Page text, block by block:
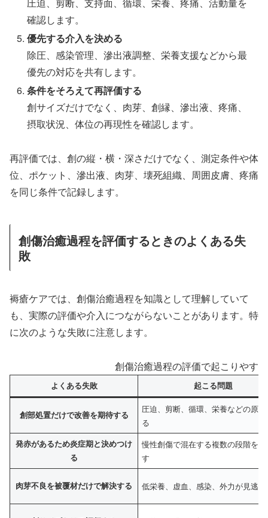
確認します。
優先する介入を決める
除圧、感染管理、滲出液調整、栄養支援などから最
優先の対応を共有します。
条件をそろえて再評価する
創サイズだけでなく、肉芽、創縁、滲出液、疼痛、
摂取状況、体位の再現性を確認します。
再評価では、創の縦・横・深さだけでなく、測定条件や体
位、ポケット、滲出液、肉芽、壊死組織、周囲皮膚、疼痛
を同じ条件で記録します。
創傷治癒過程を評価するときのよくある失
敗
褥瘡ケアでは、創傷治癒過程を知識として理解していて
も、実際の評価や介入につながらないことがあります。特
に次のような失敗に注意します。
創傷治癒過程の評価で起こりやす
よくある失敗 起こる問題
創部処置だけで改善を期待する
圧迫、剪断、循環、栄養などの原
る
発赤があるため炎症期と決めつけ
る
慢性創傷で混在する複数の段階を
す
肉芽不良を被覆材だけで解決する 低栄養、虚血、感染、外力が見逃